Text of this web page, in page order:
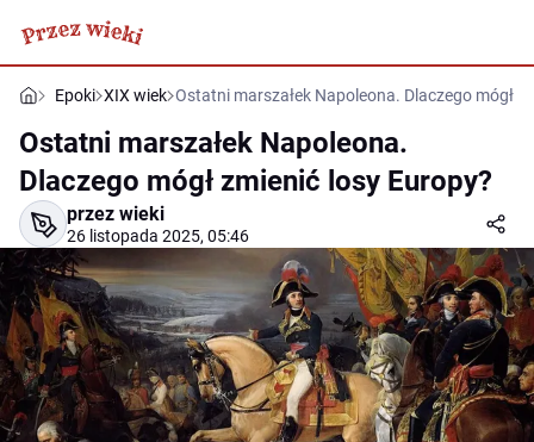
Epoki XIX wiek Ostatni marszałek Napoleona. Dlaczego mógł
Ostatni marszałek Napoleona.
Dlaczego mógł zmienić losy Europy?
przez wieki
26 listopada 2025, 05:46